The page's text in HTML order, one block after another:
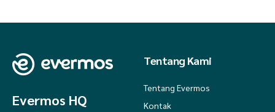
Evermos HQ
Tentang Kami
Tentang Evermos
Kontak